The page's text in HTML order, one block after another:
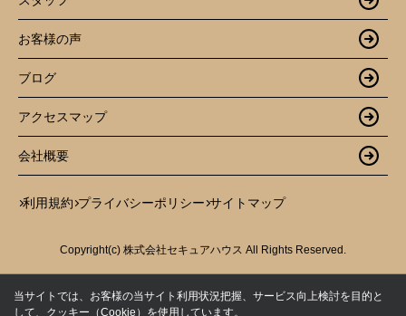
お客様の声
ブログ
アクセスマップ
会社概要
利用規約 プライバシーポリシー サイトマップ
Copyright(c) 株式会社セキュアハウス All Rights Reserved.
当サイトでは、お客様の当サイト利用状況把握、サービス向上検討を目的と
して、クッキー（Cookie）を使用しています。